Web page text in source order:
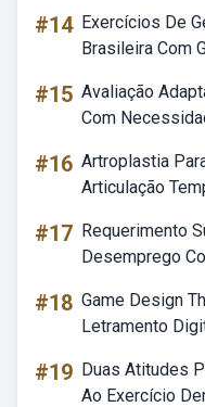
#14 Exercícios De
Brasileira Com
#15 Avaliação
Com
#16 Artroplastia
Articulação
#17 Requerimento
Desemprego
#18 Game Design
Letramento
#19 Duas Atitudes
Ao Exercício